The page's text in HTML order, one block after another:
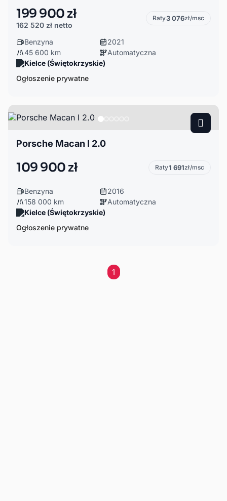
199 900 zł
162 520 zł netto
Raty3 076zł/msc
Benzyna
2021
45 600 km
Automatyczna
Kielce (Świętokrzyskie)
Ogłoszenie prywatne
Porsche Macan I 2.0
109 900 zł Raty1 691zł/msc
Benzyna
2016
158 000 km
Automatyczna
Kielce (Świętokrzyskie)
Ogłoszenie prywatne
1